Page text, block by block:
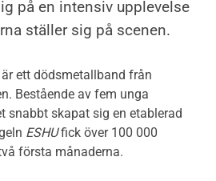
på en intensiv upplevelse
ställer sig på scenen.
är ett dödsmetallband från
Bestående av fem unga
snabbt skapat sig en etablerad
ESHUfick över 100 000
första månaderna.